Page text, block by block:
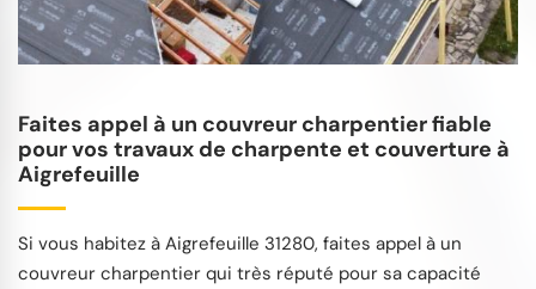
Faites appel à un couvreur charpentier fiable
pour vos travaux de charpente et couverture à
Aigrefeuille
Si vous habitez à Aigrefeuille 31280, faites appel à un
couvreur charpentier qui très réputé pour sa capacité